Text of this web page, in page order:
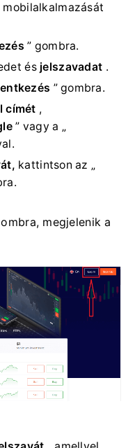
mobilalkalmazását
” gombra.
és jelszavadat .
” gombra.
címét ,
” vagy a „
kattintson az „
megjelenik a